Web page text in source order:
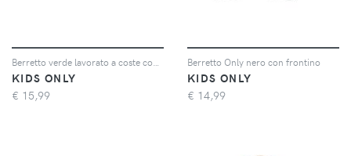
KIDS ONLY
€ 15,99
Berretto Only nero con frontino
KIDS ONLY
€ 14,99